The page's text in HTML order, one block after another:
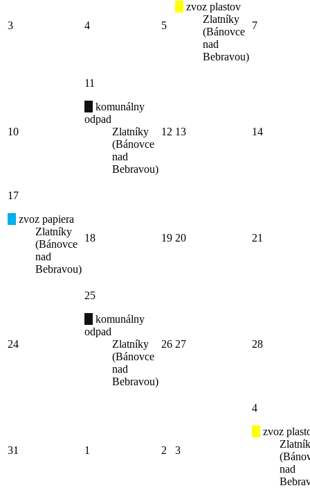
3 4 5
zvoz plastov
Zlatníky
(Bánovce
nad
Bebravou)
7
10
11
komunálny
odpad
Zlatníky
(Bánovce
nad
Bebravou)
12 13 14
17
zvoz papiera
Zlatníky
(Bánovce
nad
Bebravou)
18 19 20 21
24
25
komunálny
odpad
Zlatníky
(Bánovce
nad
Bebravou)
26 27 28
31 1 2 3
4
zvoz
nad